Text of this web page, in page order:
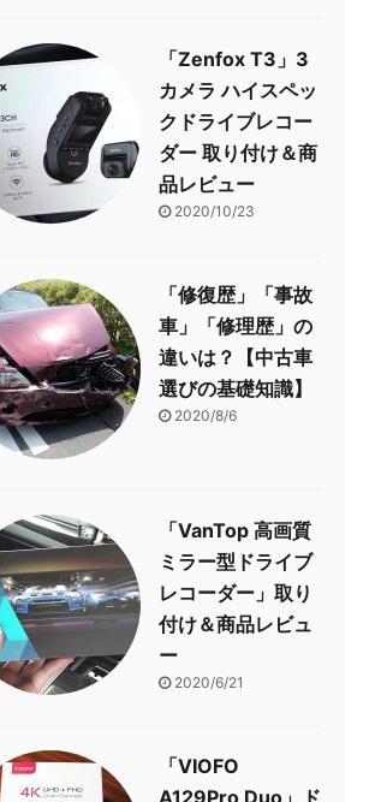
「Zenfox T3」3
カメラ ハイスペッ
クドライブレコー
ダー 取り付け＆商
品レビュー
2020/10/23
「修復歴」「事故
車」「修理歴」の
違いは？【中古車
選びの基礎知識】
2020/8/6
「VanTop 高画質
ミラー型ドライブ
レコーダー」取り
付け＆商品レビュ
ー
2020/6/21
「VIOFO
A129Pro Duo」ド